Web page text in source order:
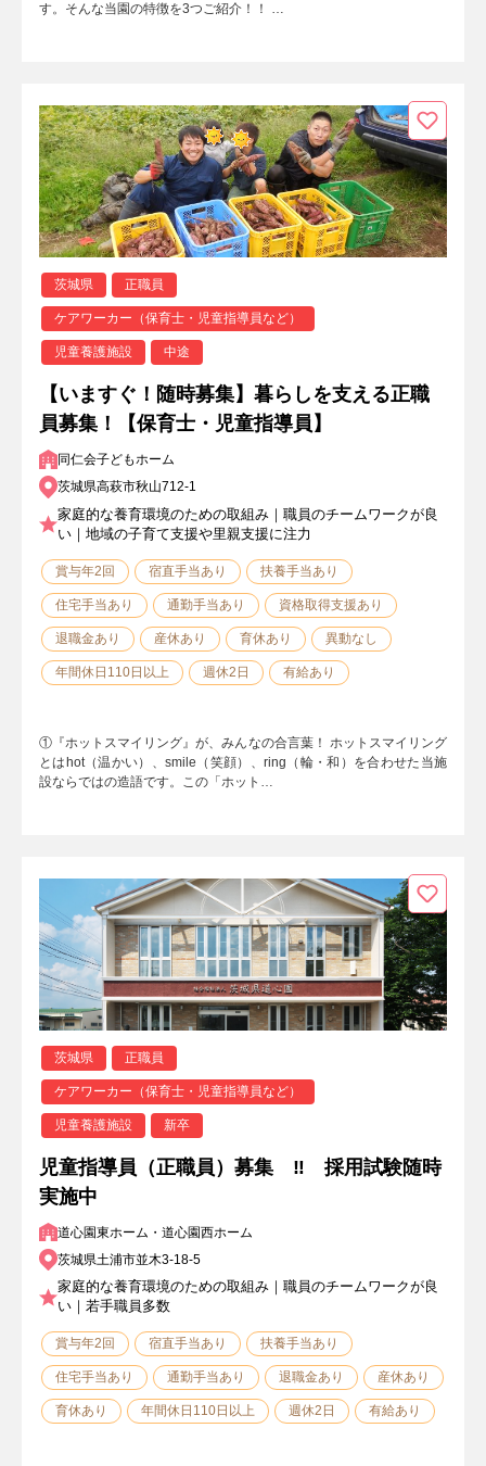
す。そんな当園の特徴を3つご紹介！！ …
茨城県 正職員
ケアワーカー（保育士・児童指導員など）
児童養護施設 中途
【いますぐ！随時募集】暮らしを支える正職
員募集！【保育士・児童指導員】
同仁会子どもホーム
茨城県高萩市秋山712-1
家庭的な養育環境のための取組み｜職員のチームワークが良
い｜地域の子育て支援や里親支援に注力
賞与年2回 宿直手当あり 扶養手当あり
住宅手当あり 通勤手当あり 資格取得支援あり
退職金あり 産休あり 育休あり 異動なし
年間休日110日以上 週休2日 有給あり
①『ホットスマイリング』が、みんなの合言葉！ ホットスマイリング
とはhot（温かい）、smile（笑顔）、ring（輪・和）を合わせた当施
設ならではの造語です。この「ホット…
茨城県 正職員
ケアワーカー（保育士・児童指導員など）
児童養護施設 新卒
児童指導員（正職員）募集 ‼ 採用試験随時
実施中
道心園東ホーム・道心園西ホーム
茨城県土浦市並木3-18-5
家庭的な養育環境のための取組み｜職員のチームワークが良
い｜若手職員多数
賞与年2回 宿直手当あり 扶養手当あり
住宅手当あり 通勤手当あり 退職金あり 産休あり
育休あり 年間休日110日以上 週休2日 有給あり